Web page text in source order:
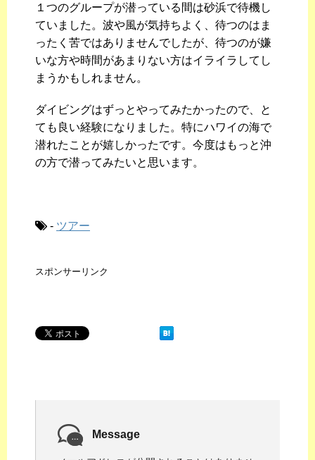
１つのグループが潜っている間は砂浜で待機し
ていました。波や風が気持ちよく、待つのはま
ったく苦ではありませんでしたが、待つのが嫌
いな方や時間があまりない方はイライラしてし
まうかもしれません。
ダイビングはずっとやってみたかったので、と
ても良い経験になりました。特にハワイの海で
潜れたことが嬉しかったです。今度はもっと沖
の方で潜ってみたいと思います。
- ツアー
スポンサーリンク
Message